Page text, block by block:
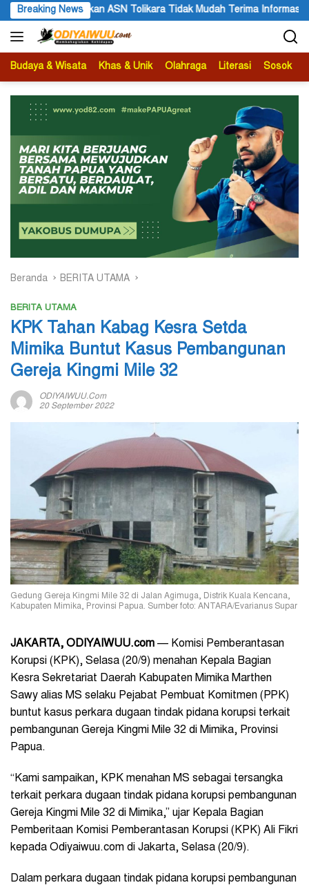
Langsung
ke
konten
Breaking News
Terima Informasi yang Belum Akurat Darius Sabon
Budaya & Wisata Khas & Unik Olahraga Literasi Sosok
Beranda BERITA UTAMA
BERITA UTAMA
KPK Tahan Kabag Kesra Setda
Mimika Buntut Kasus Pembangunan
Gereja Kingmi Mile 32
ODIYAIWUU.com
20 September 2022
Gedung Gereja Kingmi Mile 32 di Jalan Agimuga, Distrik Kuala Kencana,
Kabupaten Mimika, Provinsi Papua. Sumber foto: ANTARA/Evarianus Supar
JAKARTA, ODIYAIWUU.com — Komisi Pemberantasan
Korupsi (KPK), Selasa (20/9) menahan Kepala Bagian
Kesra Sekretariat Daerah Kabupaten Mimika Marthen
Sawy alias MS selaku Pejabat Pembuat Komitmen (PPK)
buntut kasus perkara dugaan tindak pidana korupsi terkait
pembangunan Gereja Kingmi Mile 32 di Mimika, Provinsi
Papua.
“Kami sampaikan, KPK menahan MS sebagai tersangka
terkait perkara dugaan tindak pidana korupsi pembangunan
Gereja Kingmi Mile 32 di Mimika,” ujar Kepala Bagian
Pemberitaan Komisi Pemberantasan Korupsi (KPK) Ali Fikri
kepada Odiyaiwuu.com di Jakarta, Selasa (20/9).
Dalam perkara dugaan tindak pidana korupsi pembangunan